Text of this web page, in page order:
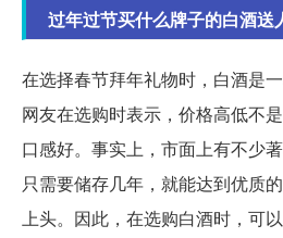
过年过节买什么牌子的白酒送
在选择春节拜年礼物时，白酒是
网友在选购时表示，价格高低不
口感好。事实上，市面上有不少
只需要储存几年，就能达到优质
上头。因此，在选购白酒时，可